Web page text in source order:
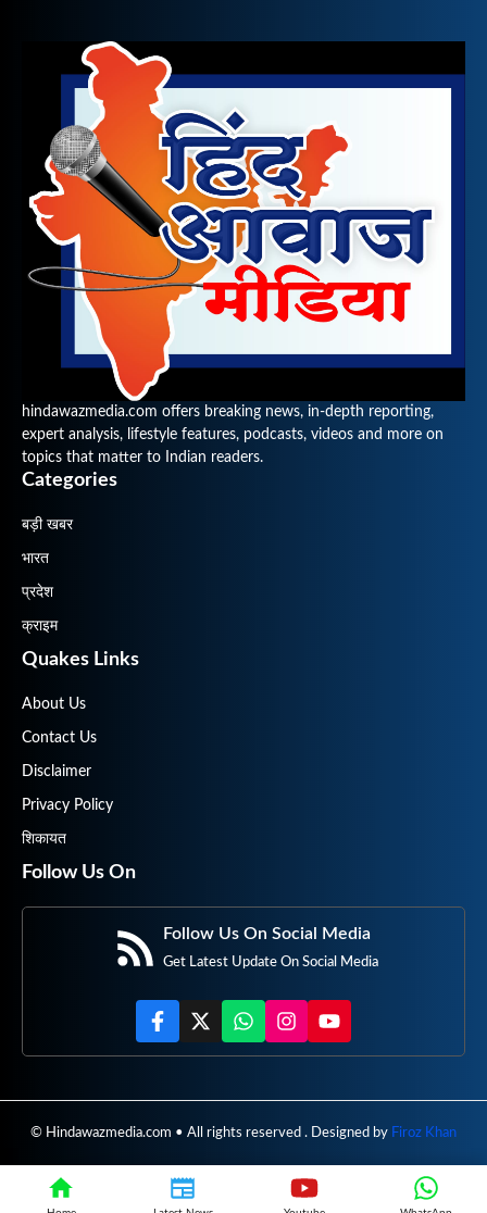
hindawazmedia.com offers breaking news, in-depth reporting,
expert analysis, lifestyle features, podcasts, videos and more on
topics that matter to Indian readers.
Categories
बड़ी खबर
भारत
प्रदेश
क्राइम
Quakes Links
About Us
Contact Us
Disclaimer
Privacy Policy
शिकायत
Follow Us On
Follow Us On Social Media
Get Latest Update On Social Media
© Hindawazmedia.com • All rights reserved . Designed by Firoz Khan